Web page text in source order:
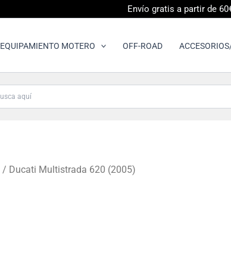
Envío gratis a partir de
EQUIPAMIENTO MOTERO OFF-ROAD
/ Ducati Multistrada 620 (2005)